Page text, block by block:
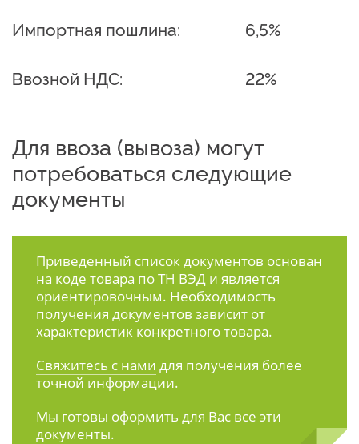
Импортная пошлина: 6,5%
Ввозной НДС: 22%
Для ввоза (вывоза) могут
потребоваться следующие
документы
Приведенный список документов основан
на коде товара по ТН ВЭД и является
ориентировочным. Необходимость
получения документов зависит от
характеристик конкретного товара.
Свяжитесь с нами для получения более
точной информации.
Мы готовы оформить для Вас все эти
документы.